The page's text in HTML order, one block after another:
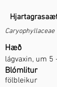
Caryophyllaceae
Hæð
lágvaxin, um 5
Blómlitur
fölbleikur